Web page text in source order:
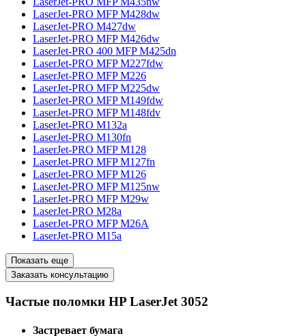
LaserJet-PRO MFP M428dw
LaserJet-PRO M427dw
LaserJet-PRO MFP M426dw
LaserJet-PRO 400 MFP M425dn
LaserJet-PRO MFP M227fdw
LaserJet-PRO MFP M226
LaserJet-PRO MFP M225dw
LaserJet-PRO MFP M149fdw
LaserJet-PRO MFP M148fdv
LaserJet-PRO M132a
LaserJet-PRO M130fn
LaserJet-PRO MFP M128
LaserJet-PRO MFP M127fn
LaserJet-PRO MFP M126
LaserJet-PRO MFP M125nw
LaserJet-PRO MFP M29w
LaserJet-PRO M28a
LaserJet-PRO MFP M26A
LaserJet-PRO M15a
Показать еще
Заказать консультацию
Частые поломки HP LaserJet 3052
Застревает бумага